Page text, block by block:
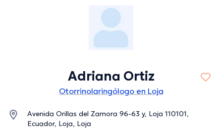
Adriana Ortiz
Otorrinolaringólogo en Loja
Avenida Orillas del Zamora 96-63 y, Loja 110101,
Ecuador, Loja, Loja